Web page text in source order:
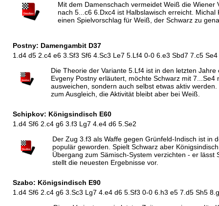
Mit dem Damenschach vermeidet Weiß die Wiener
nach 5...c6 6.Dxc4 ist Halbslawisch erreicht. Michal
einen Spielvorschlag für Weiß, der Schwarz zu
Postny: Damengambit D37
1.d4 d5 2.c4 e6 3.Sf3 Sf6 4.Sc3 Le7 5.Lf4 0-0 6.e3 Sbd7 7.c5 Se4
Die Theorie der Variante 5.Lf4 ist in den letzten
Evgeny Postny erläutert, möchte Schwarz mit 7...Se4
ausweichen, sondern auch selbst etwas aktiv
zum Ausgleich, die Aktivität bleibt aber bei Weiß.
Schipkov: Königsindisch E60
1.d4 Sf6 2.c4 g6 3.f3 Lg7 4.e4 d6 5.Se2
Der Zug 3.f3 als Waffe gegen Grünfeld-Indisch ist in
populär geworden. Spielt Schwarz aber
Übergang zum Sämisch-System verzichten - er lässt
stellt die neuesten Ergebnisse vor.
Szabo: Königsindisch E90
1.d4 Sf6 2.c4 g6 3.Sc3 Lg7 4.e4 d6 5.Sf3 0-0 6.h3 e5 7.d5 Sh5